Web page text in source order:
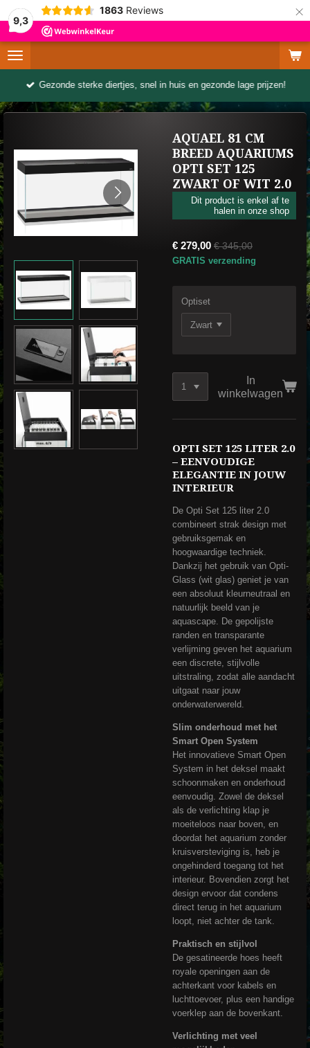
9,3
1863 Reviews ×
Gezonde sterke diertjes, snel in huis en gezonde lage prijzen!
AQUAEL 81 CM
BREED AQUARIUMS
OPTI SET 125
ZWART OF WIT 2.0
Dit product is enkel af te
halen in onze shop
€ 279,00 € 345,00
GRATIS verzending
Optiset
In
winkelwagen
OPTI SET 125 LITER 2.0
– EENVOUDIGE
ELEGANTIE IN JOUW
INTERIEUR
De Opti Set 125 liter 2.0
combineert strak design met
gebruiksgemak en
hoogwaardige techniek.
Dankzij het gebruik van Opti-
Glass (wit glas) geniet je van
een absoluut kleurneutraal en
natuurlijk beeld van je
aquascape. De gepolijste
randen en transparante
verlijming geven het aquarium
een discrete, stijlvolle
uitstraling, zodat alle aandacht
uitgaat naar jouw
onderwaterwereld.
Slim onderhoud met het
Smart Open System
Het innovatieve Smart Open
System in het deksel maakt
schoonmaken en onderhoud
eenvoudig. Zowel de deksel
als de verlichting klap je
moeiteloos naar boven, en
doordat het aquarium zonder
kruisversteviging is, heb je
ongehinderd toegang tot het
interieur. Bovendien zorgt het
design ervoor dat condens
direct terug in het aquarium
loopt, niet achter de tank.
Praktisch en stijlvol
De gesatineerde hoes heeft
royale openingen aan de
achterkant voor kabels en
luchttoevoer, plus een handige
voerklep aan de bovenkant.
Verlichting met veel